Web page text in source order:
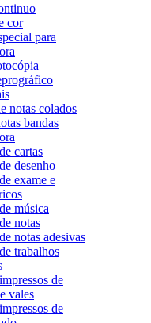
cor
para
notas colados
bandas
cartas
desenho
exame e
música
notas
notas adesivas
trabalhos
de
vales
de